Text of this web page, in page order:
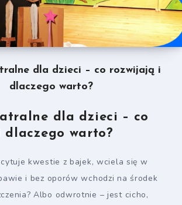
dla dzieci – co rozwijają i
dlaczego warto?
dla dzieci – co
warto?
kwestie z bajek, wciela się w
i bez oporów wchodzi na środek
Albo odwrotnie – jest cicho,